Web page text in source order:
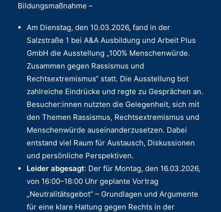
Bildungsmaßnahme –
Am Dienstag, den 10.03.2026, fand in der
Salzstraße 1 bei A&A Ausbildung und Arbeit Plus
GmbH die Ausstellung „100% Menschenwürde.
Zusammen gegen Rassismus und
Rechtsextremismus“ statt. Die Ausstellung bot
zahlreiche Eindrücke und regte zu Gesprächen an.
Besucher:innen nutzten die Gelegenheit, sich mit
den Themen Rassismus, Rechtsextremismus und
Menschenwürde auseinanderzusetzen. Dabei
entstand viel Raum für Austausch, Diskussionen
und persönliche Perspektiven.
Leider abgesagt: Der für Montag, den 16.03.2026,
von 16:00–18:00 Uhr geplante Vortrag
„Neutralitätsgebot” – Grundlagen und Argumente
für eine klare Haltung gegen Rechts in der